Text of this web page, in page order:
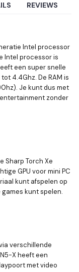
REVIEWS
Intel processor
Intel processor is
een super snelle
4.4Ghz. De RAM is
Je kunt dus met
zonder
Sharp Torch Xe
GPU voor mini PC
kunt afspelen op
kunt spelen.
verschillende
X heeft een
met video